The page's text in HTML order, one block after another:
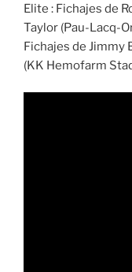
Elite : Fichajes de
Taylor (Pau-Lacq-
Fichajes de Jimmy
(KK Hemofarm